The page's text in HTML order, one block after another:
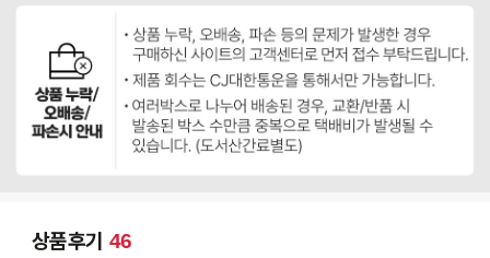
상품후기 46